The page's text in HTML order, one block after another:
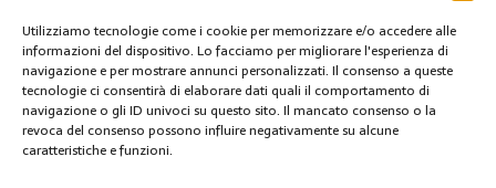
Utilizziamo tecnologie come i cookie per memorizzare e/o accedere alle
informazioni del dispositivo. Lo facciamo per migliorare l'esperienza di
navigazione e per mostrare annunci personalizzati. Il consenso a queste
tecnologie ci consentirà di elaborare dati quali il comportamento di
navigazione o gli ID univoci su questo sito. Il mancato consenso o la
revoca del consenso possono influire negativamente su alcune
caratteristiche e funzioni.
CREATIVE COMMONS
Questa opera è concessa in licenza con i termini